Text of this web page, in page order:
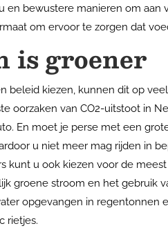
en bewustere manieren om
om ervoor te zorgen dat
is groener
beleid kiezen, kunnen dit op
oorzaken van CO2-uitstoot in
En moet je perse met een
u niet meer mag rijden in
kunt u ook kiezen voor de
groene stroom en het gebruik
opgevangen in regentonnen
rietjes.